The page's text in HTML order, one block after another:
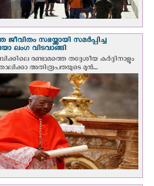
ജീവിതം സഭയ്ക്കായി സമർപ്പിച്ച
ലംഗ വിടവാങ്ങി
രണ്ടാമത്തെ തദ്ദേശീയ കർദ്ദിനാളും
അതിരൂപതയുടെ മുന്‍...